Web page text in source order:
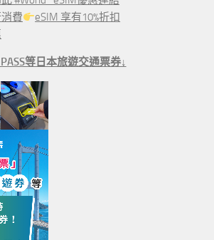
費
eSIM 享有10%折扣
PASS等日本旅遊交通票券↓